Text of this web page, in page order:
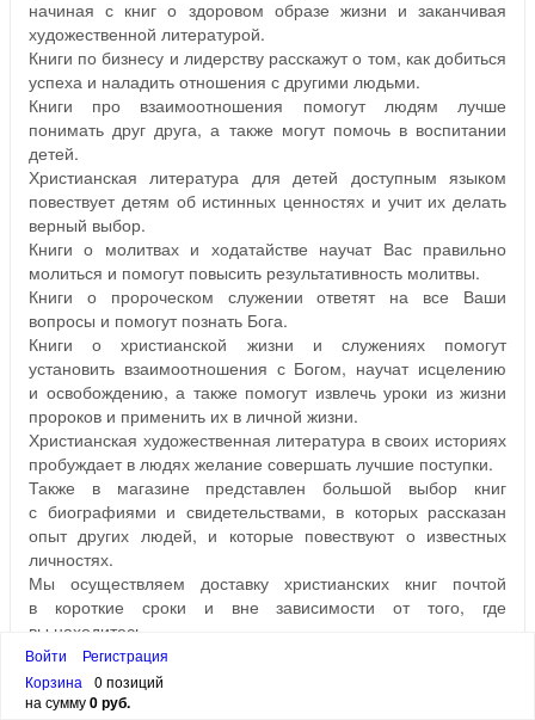
начиная с книг о здоровом образе жизни и заканчивая
художественной литературой.
Книги по бизнесу и лидерству расскажут о том, как добиться
успеха и наладить отношения с другими людьми.
Книги про взаимоотношения помогут людям лучше
понимать друг друга, а также могут помочь в воспитании
детей.
Христианская литература для детей доступным языком
повествует детям об истинных ценностях и учит их делать
верный выбор.
Книги о молитвах и ходатайстве научат Вас правильно
молиться и помогут повысить результативность молитвы.
Книги о пророческом служении ответят на все Ваши
вопросы и помогут познать Бога.
Книги о христианской жизни и служениях помогут
установить взаимоотношения с Богом, научат исцелению
и освобождению, а также помогут извлечь уроки из жизни
пророков и применить их в личной жизни.
Христианская художественная литература в своих историях
пробуждает в людях желание совершать лучшие поступки.
Также в магазине представлен большой выбор книг
с биографиями и свидетельствами, в которых рассказан
опыт других людей, и которые повествуют о известных
личностях.
Мы осуществляем доставку христианских книг почтой
в короткие сроки и вне зависимости от того, где
вы находитесь.
Назад
1
Войти
Регистрация
Корзина
0 позиций
на сумму0 руб.